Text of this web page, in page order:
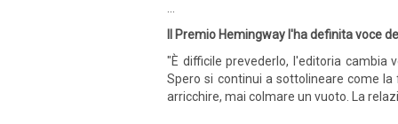
Il Premio Hemingway l'ha definita voce
"È difficile prevederlo, l'editoria cambia
Spero si continui a sottolineare come
arricchire, mai colmare un vuoto. La